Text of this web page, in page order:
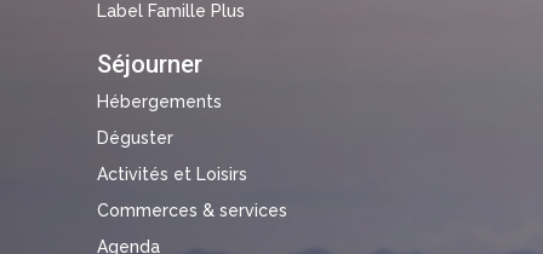
Label Famille Plus
Séjourner
Hébergements
Déguster
Activités et Loisirs
Commerces & services
Agenda